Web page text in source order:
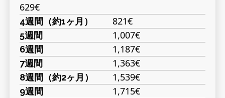
629€
4週間（約1ヶ月） 821€
5週間 1,007€
6週間 1,187€
7週間 1,363€
8週間（約2ヶ月） 1,539€
9週間 1,715€